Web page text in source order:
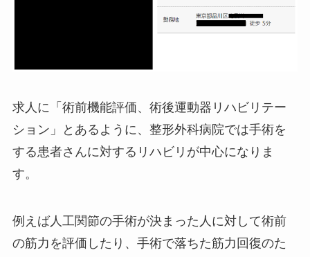
求人に「術前機能評価、術後運動器リハビリテー
ション」とあるように、整形外科病院では手術を
する患者さんに対するリハビリが中心になりま
す。
例えば人工関節の手術が決まった人に対して術前
の筋力を評価したり、手術で落ちた筋力回復のた